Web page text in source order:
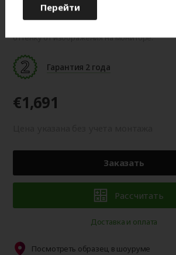
оттенку от изображения на мониторе.
Гарантия 2 года
€1,691
Заказать
Рассчитать
Доставка и оплата
Посмотреть образец в шоуруме
Перейти